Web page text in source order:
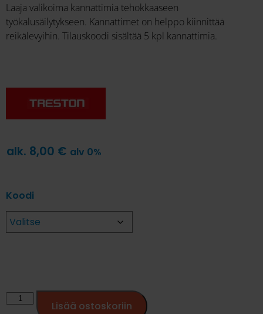
Laaja valikoima kannattimia tehokkaaseen
työkalusäilytykseen. Kannattimet on helppo kiinnittää
reikälevyihin. Tilauskoodi sisältää 5 kpl kannattimia.
alk. 8,00 € alv 0%
Koodi
Lisää ostoskoriin